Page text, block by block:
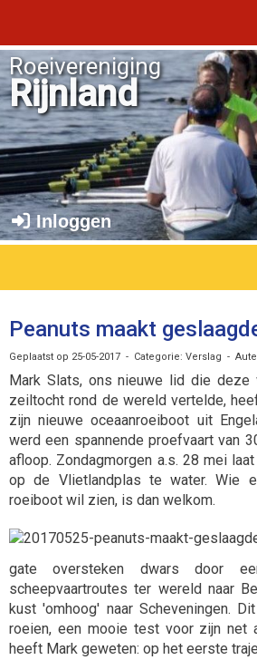
Roeivereniging
Rijnland
Inloggen
Peanuts maakt
Geplaatst op 25-05-2017 - Categorie: Verslag -
Mark Slats, ons nieuwe lid die
zeiltocht rond de wereld vertelde,
zijn nieuwe oceaanroeiboot uit
werd een spannende proefvaart van
afloop. Zondagmorgen a.s. 28 mei
op de Vlietlandplas te water. Wie
roeiboot wil zien, is dan welkom.
gate oversteken dwars door
scheepvaartroutes ter wereld naar
kust 'omhoog' naar Scheveningen.
roeien, een mooie test voor zijn net
heeft Mark geweten: op het eerste